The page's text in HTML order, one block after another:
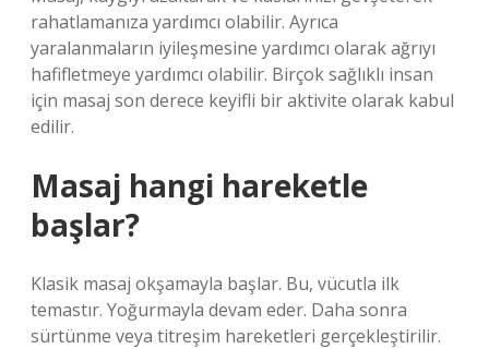
rahatlamanıza yardımcı olabilir. Ayrıca
yaralanmaların iyileşmesine yardımcı olarak ağrıyı
hafifletmeye yardımcı olabilir. Birçok sağlıklı insan
için masaj son derece keyifli bir aktivite olarak kabul
edilir.
Masaj hangi hareketle
başlar?
Klasik masaj okşamayla başlar. Bu, vücutla ilk
temastır. Yoğurmayla devam eder. Daha sonra
sürtünme veya titreşim hareketleri gerçekleştirilir.